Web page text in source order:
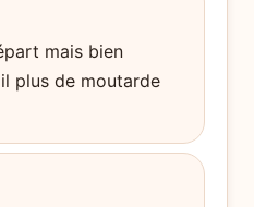
mais bien
plus de moutarde